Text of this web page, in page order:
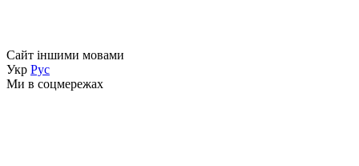
Сайт іншими мовами
Укр Рус
Ми в соцмережах